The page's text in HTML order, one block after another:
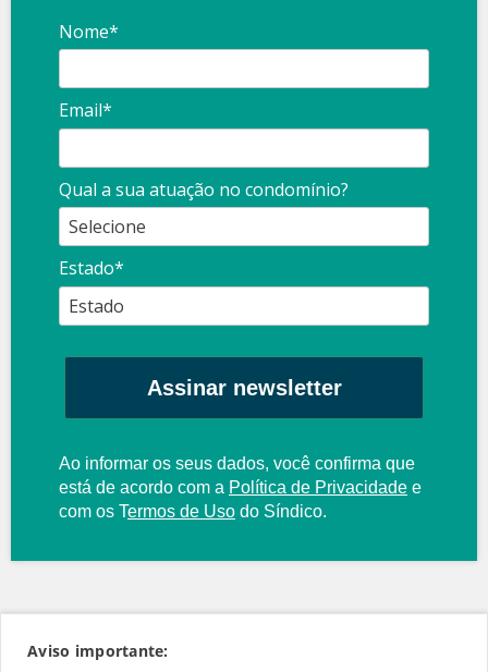
Nome*
Email*
Qual a sua atuação no condomínio?
Estado*
Assinar newsletter
Ao informar os seus dados, você confirma que
está de acordo com a Política de Privacidade e
com os Termos de Uso do Síndico.
Aviso importante: